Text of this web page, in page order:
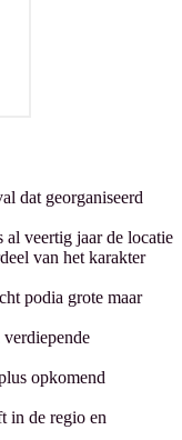
dat georganiseerd
veertig jaar de locatie
van het karakter
podia grote maar
opkomend
in de regio en